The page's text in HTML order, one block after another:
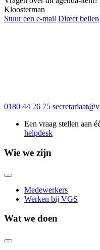
Kloosterman
Stuur een e-mail Direct bellen
0180 44 26 75
Een vraag stellen aan
helpdesk
Wie we zijn
Medewerkers
Werken bij VGS
Wat we doen